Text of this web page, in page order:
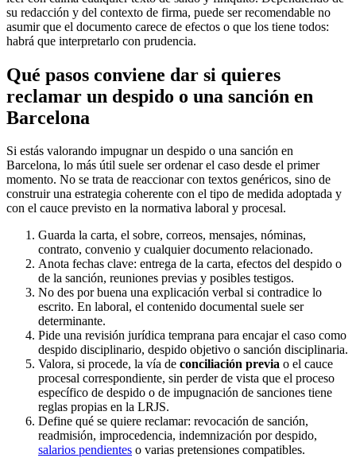
su redacción y del contexto de firma, puede ser recomendable no
asumir que el documento carece de efectos o que los tiene todos:
habrá que interpretarlo con prudencia.
Qué pasos conviene dar si quieres
reclamar un despido o una sanción en
Barcelona
Si estás valorando impugnar un despido o una sanción en
Barcelona, lo más útil suele ser ordenar el caso desde el primer
momento. No se trata de reaccionar con textos genéricos, sino de
construir una estrategia coherente con el tipo de medida adoptada y
con el cauce previsto en la normativa laboral y procesal.
Guarda la carta, el sobre, correos, mensajes, nóminas,
contrato, convenio y cualquier documento relacionado.
Anota fechas clave: entrega de la carta, efectos del despido o
de la sanción, reuniones previas y posibles testigos.
No des por buena una explicación verbal si contradice lo
escrito. En laboral, el contenido documental suele ser
determinante.
Pide una revisión jurídica temprana para encajar el caso como
despido disciplinario, despido objetivo o sanción disciplinaria.
Valora, si procede, la vía de conciliación previa o el cauce
procesal correspondiente, sin perder de vista que el proceso
específico de despido o de impugnación de sanciones tiene
reglas propias en la LRJS.
Define qué se quiere reclamar: revocación de sanción,
readmisión, improcedencia, indemnización por despido,
salarios pendientes o varias pretensiones compatibles.